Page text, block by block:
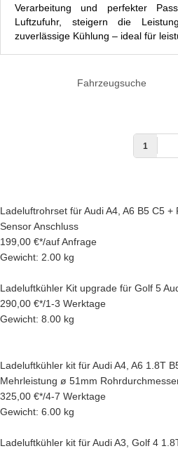
Verarbeitung und perfekter
Luftzufuhr, steigern die
zuverlässige Kühlung – ideal für
Fahrzeugsuche
1
Ladeluftrohrset für Audi A4, A6 B5 C5
Sensor Anschluss
199,00 €*/auf Anfrage
Gewicht: 2.00 kg
Ladeluftkühler Kit upgrade für Golf 5
290,00 €*/1-3 Werktage
Gewicht: 8.00 kg
Ladeluftkühler kit für Audi A4, A6 1.8T
Mehrleistung ø 51mm
325,00 €*/4-7 Werktage
Gewicht: 6.00 kg
Ladeluftkühler kit für Audi A3, Golf 4